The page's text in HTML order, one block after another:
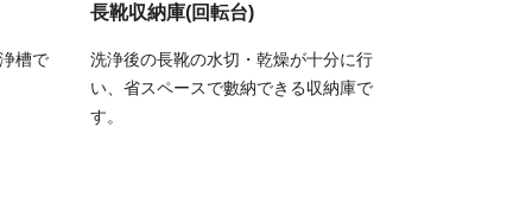
槽で
長靴収納庫(回転台)
洗浄後の長靴の水切・乾燥が十分に行
い、省スペースで數納できる収納庫で
す。